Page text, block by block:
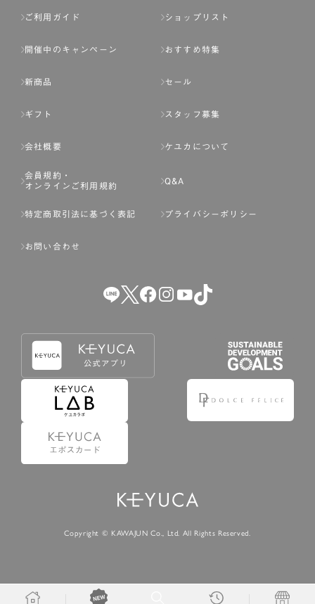
ご利用ガイド ショップリスト
開催中のキャンペーン おすすめ特集
新商品 セール
ギフト スタッフ募集
会社概要 ケユカについて
会員規約・
オンラインご利用規約
Q&A
特定商取引法に基づく表記 プライバシーポリシー
お問い合わせ
Copyright © KAWAJUN Co., Ltd. All Rights Reserved.